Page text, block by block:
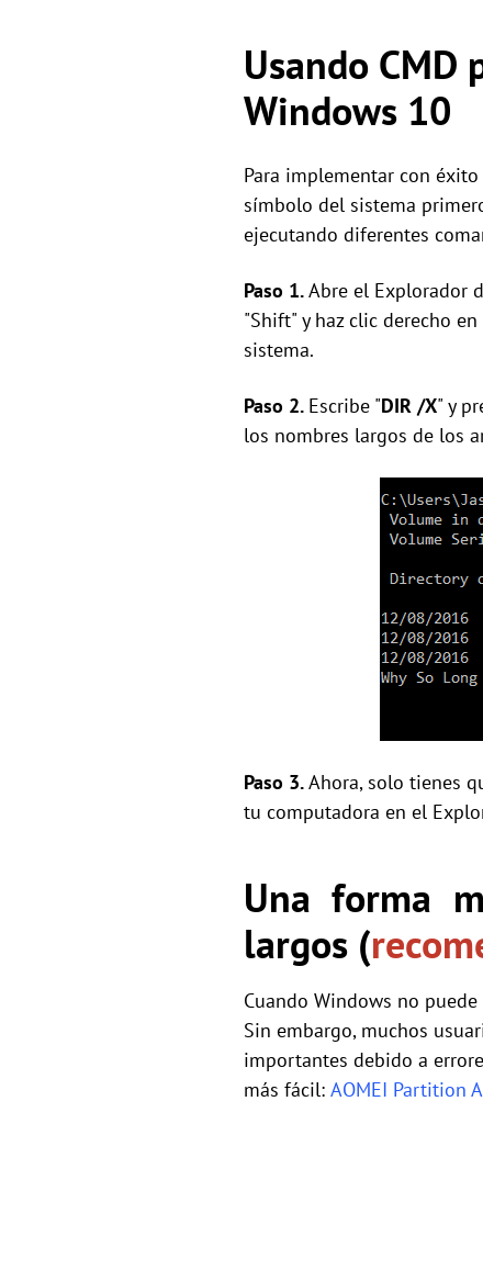
Usando
Windows 10
Para implementar con
símbolo del sistema
ejecutando diferentes
Paso 1.Abre el Explorador
"Shift" y haz clic derecho
sistema.
Paso 2. Escribe "DIR /X" y
los nombres largos de los
Paso 3.Ahora, solo tienes
tu computadora en el
Una forma
largos (
Cuando Windows no
Sin embargo, muchos
importantes debido a
más fácil: AOMEI Partition